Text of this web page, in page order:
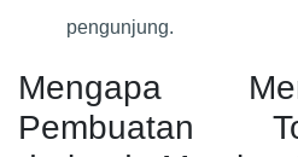
pengunjung.
Mengapa
Pembuatan